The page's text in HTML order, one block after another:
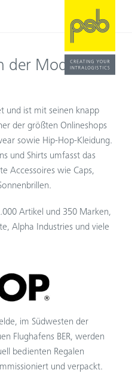
der Mode mit
und ist mit seinen knapp
der größten Onlineshops
sowie Hip-Hop-Kleidung.
und Shirts umfasst das
Accessoires wie Caps,
Artikel und 350 Marken,
Alpha Industries und viele
im Südwesten der
Flughafens BER, werden
bedienten Regalen
und verpackt.